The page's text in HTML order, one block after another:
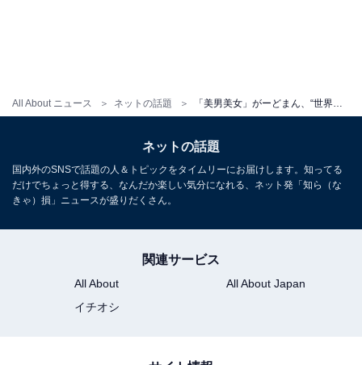
All About ニュース ネットの話題
ネットの話題
国内外のSNSで話題の人＆トピックをタイムリーにお届けします。知ってる
だけでちょっと得する、なんだか楽しい気分になれる、ネット発「知ら（な
きゃ）損」ニュースが盛りだくさん。
関連サービス
All About
All About Japan
イチオシ